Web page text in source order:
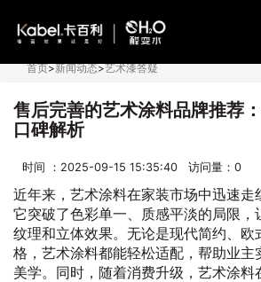
首页>新闻动态>艺术漆答疑
售后完善的艺术涂料品牌推荐
口碑解析
时间 ：2025-09-15 15:35:40 访问量： 0
近年来，艺术涂料在家装市场中迅速走
它突破了色彩单一、质感平淡的局限，
纹理和立体效果。无论是现代简约、欧
格，艺术涂料都能轻松适配，帮助业主
美学。同时，随着消费升级，艺术涂料